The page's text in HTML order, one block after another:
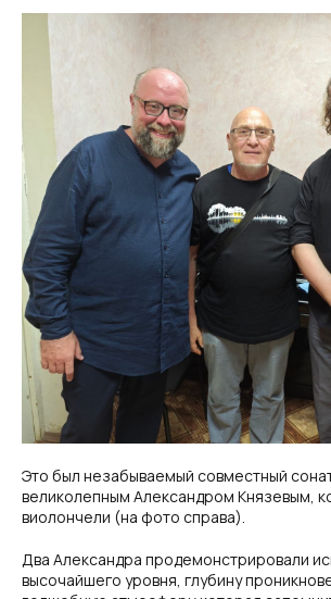
Это был незабываемый совместный
великолепным Александром Князевым,
виолончели (на фото справа).
Два Александра продемонстрировали
высочайшего уровня, глубину